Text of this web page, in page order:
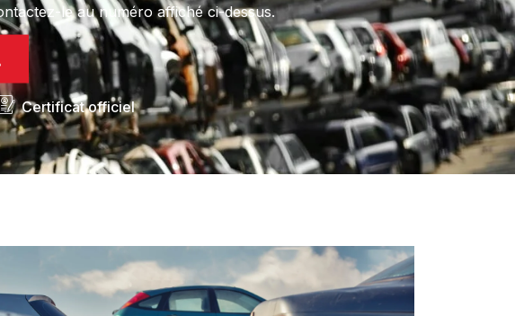
le au numéro affiché ci-dessus.
Certificat officiel